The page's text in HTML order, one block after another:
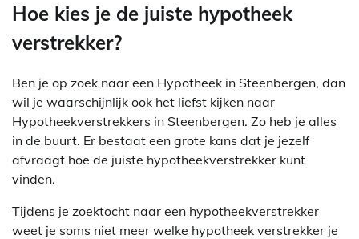
Hoe kies je de juiste hypotheek
verstrekker?
Ben je op zoek naar een Hypotheek in Steenbergen, dan
wil je waarschijnlijk ook het liefst kijken naar
Hypotheekverstrekkers in Steenbergen. Zo heb je alles
in de buurt. Er bestaat een grote kans dat je jezelf
afvraagt hoe de juiste hypotheekverstrekker kunt
vinden.
Tijdens je zoektocht naar een hypotheekverstrekker
weet je soms niet meer welke hypotheek verstrekker je